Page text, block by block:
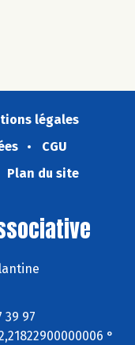
légales
CGU
Plan du site
39 97
°